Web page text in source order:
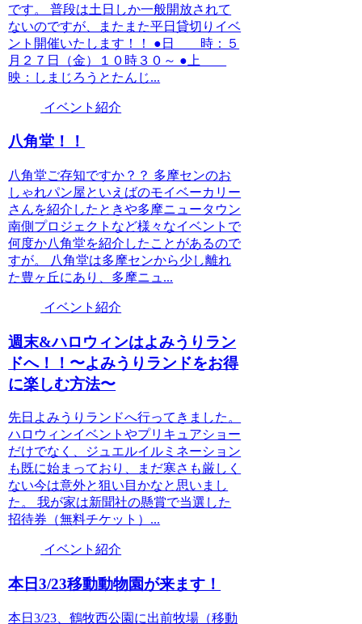
です。 普段は土日しか一般開放されて
ないのですが、またまた平日貸切りイベ
ント開催いたします！！ ●日 時：５
月２７日（金）１０時３０～ ●上
映：しまじろうとたんじ...
イベント紹介
八角堂！！
八角堂ご存知ですか？？ 多摩センのお
しゃれパン屋といえばのモイベーカリー
さんを紹介したときや多摩ニュータウン
南側プロジェクトなど様々なイベントで
何度か八角堂を紹介したことがあるので
すが。 八角堂は多摩センから少し離れ
た豊ヶ丘にあり、多摩ニュ...
イベント紹介
週末&ハロウィンはよみうりラン
ドへ！！〜よみうりランドをお得
に楽しむ方法〜
先日よみうりランドへ行ってきました。
ハロウィンイベントやプリキュアショー
だけでなく、ジュエルイルミネーション
も既に始まっており、まだ寒さも厳しく
ない今は意外と狙い目かなと思いまし
た。 我が家は新聞社の懸賞で当選した
招待券（無料チケット）...
イベント紹介
本日3/23移動動物園が来ます！
本日3/23、鶴牧西公園に出前牧場（移動